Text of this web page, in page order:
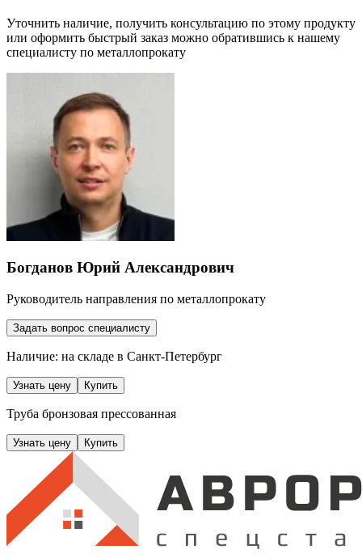
Уточнить наличие, получить консультацию по этому продукту
или оформить быстрый заказ можно обратившись к нашему
специалисту по металлопрокату
Богданов Юрий Александрович
Руководитель направления по металлопрокату
Задать вопрос специалисту
Наличие: на складе в Санкт-Петербург
Узнать цену Купить
Труба бронзовая прессованная
Узнать цену Купить